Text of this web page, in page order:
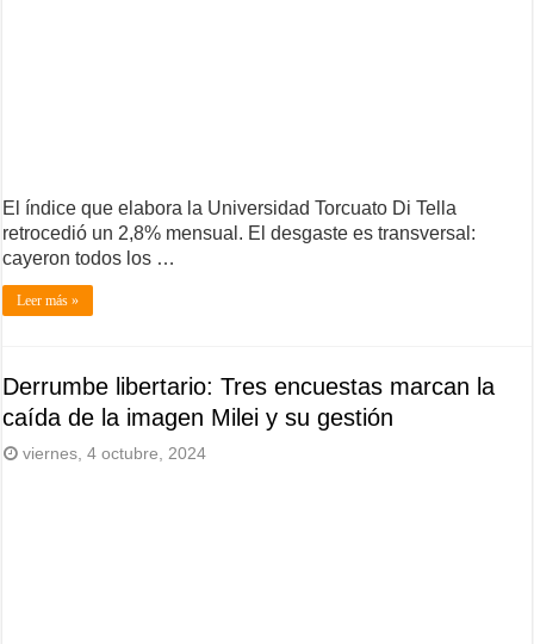
El índice que elabora la Universidad Torcuato Di Tella
retrocedió un 2,8% mensual. El desgaste es transversal:
cayeron todos los …
Leer más »
Derrumbe libertario: Tres encuestas marcan la
caída de la imagen Milei y su gestión
viernes, 4 octubre, 2024